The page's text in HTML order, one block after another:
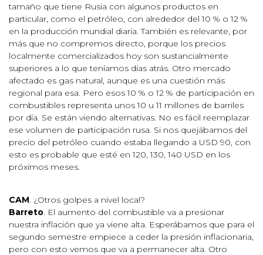
tamaño que tiene Rusia con algunos productos en
particular, como el petróleo, con alrededor del 10 % o 12 %
en la producción mundial diaria. También es relevante, por
más que no compremos directo, porque los precios
localmente comercializados hoy son sustancialmente
superiores a lo que teníamos días atrás. Otro mercado
afectado es gas natural, aunque es una cuestión más
regional para esa. Pero esos 10 % o 12 % de participación en
combustibles representa unos 10 u 11 millones de barriles
por día. Se están viendo alternativas. No es fácil reemplazar
ese volumen de participación rusa. Si nos quejábamos del
precio del petróleo cuando estaba llegando a USD 90, con
esto es probable que esté en 120, 130, 140 USD en los
próximos meses.
CAM. ¿Otros golpes a nivel local?
Barreto. El aumento del combustible va a presionar
nuestra inflación que ya viene alta. Esperábamos que para el
segundo semestre empiece a ceder la presión inflacionaria,
pero con esto vemos que va a permanecer alta. Otro